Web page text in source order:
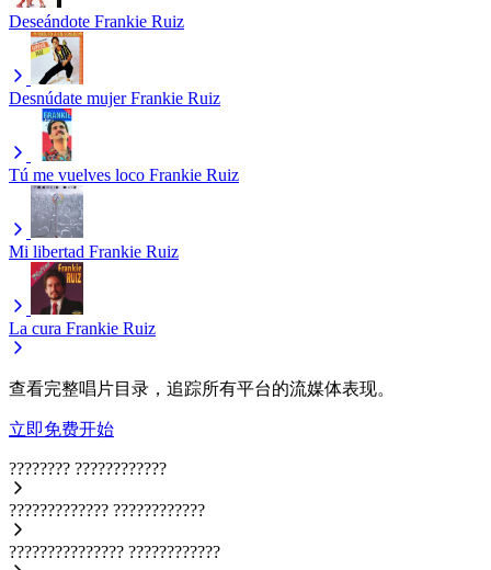
Deseándote Frankie Ruiz
Desnúdate mujer Frankie Ruiz
Tú me vuelves loco Frankie Ruiz
Mi libertad Frankie Ruiz
La cura Frankie Ruiz
查看完整唱片目录，追踪所有平台的流媒体表现。
立即免费开始
???????? ????????????
????????????? ????????????
??????????????? ????????????